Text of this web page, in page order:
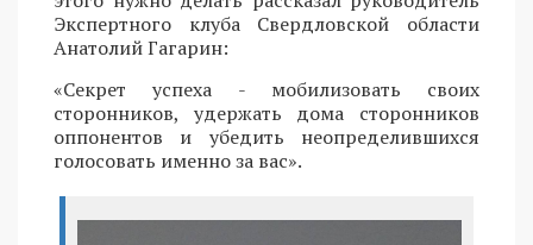
Экспертного клуба Свердловской области
Анатолий Гагарин:
«Секрет успеха - мобилизовать своих
сторонников, удержать дома сторонников
оппонентов и убедить неопределившихся
голосовать именно за вас».